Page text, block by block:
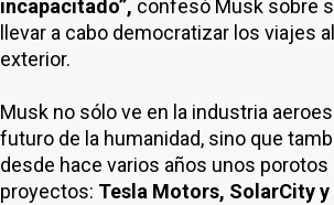
incapacitado”, confesó Musk sobre
llevar a cabo democratizar los viajes
exterior.
Musk no sólo ve en la industria
futuro de la humanidad, sino que
desde hace varios años unos
proyectos: Tesla Motors, SolarCity y